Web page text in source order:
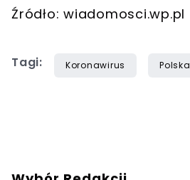
Źródło: wiadomosci.wp.pl
Tagi: Koronawirus Polska